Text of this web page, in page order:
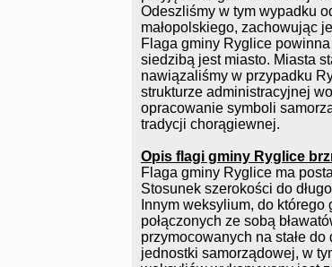
Odeszliśmy w tym wypadku
małopolskiego, zachowując
Flaga gminy Ryglice
siedzibą jest miasto. Miasta
nawiązaliśmy w przypadku
strukturze administracyjnej
opracowanie symboli
tradycji chorągiewnej.
Opis flagi gminy Ryglice
Flaga gminy Ryglice ma
Stosunek szerokości do
Innym weksylium, do
połączonych ze sobą
przymocowanych na stałe
jednostki samorządowej, w